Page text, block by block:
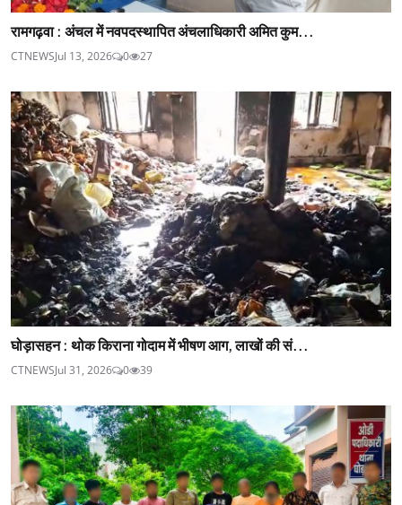
रामगढ़वा : अंचल में नवपदस्थापित अंचलाधिकारी अमित कुम...
CTNEWSJul 13, 2026 0 27
घोड़ासहन : थोक किराना गोदाम में भीषण आग, लाखों की सं...
CTNEWSJul 31, 2026 0 39